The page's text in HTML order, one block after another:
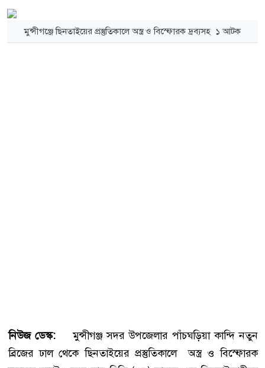
মুন্সীগঞ্জে ছিনতাইয়ের প্রস্তুতিকালে অস্ত্র ও বিস্ফোরক দ্রব্যসহ ১ আটক
নিউজ ডেস্ক:
মুন্সীগঞ্জ সদর উপজেলার পাঁচঘড়িয়া কান্দি নতুন
ব্রিজের ঢাল থেকে ছিনতাইয়ের প্রস্তুতিকালে অস্ত্র ও বিস্ফোরক